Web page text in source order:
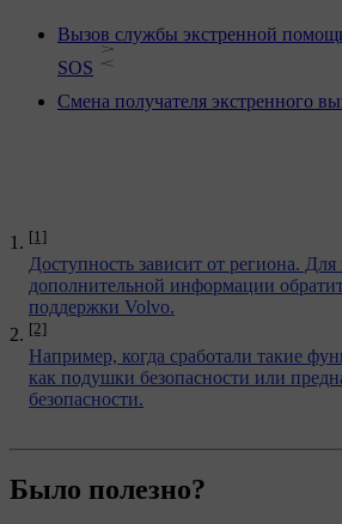
[1]
Доступность зависит от региона.
дополнительной информации
поддержки Volvo.
[2]
Например, когда сработали такие
как подушки безопасности или
безопасности.
Вызов службы экстренной
SOS
Смена получателя экстренного
Было полезно?